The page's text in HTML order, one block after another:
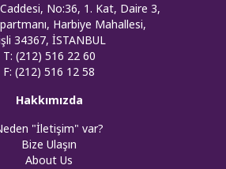
No:36, 1. Kat, Daire 3,
Harbiye Mahallesi,
34367, İSTANBUL
T: (212) 516 22 60
F: (212) 516 12 58
Hakkımızda
"İletişim" var?
Bize Ulaşın
About Us